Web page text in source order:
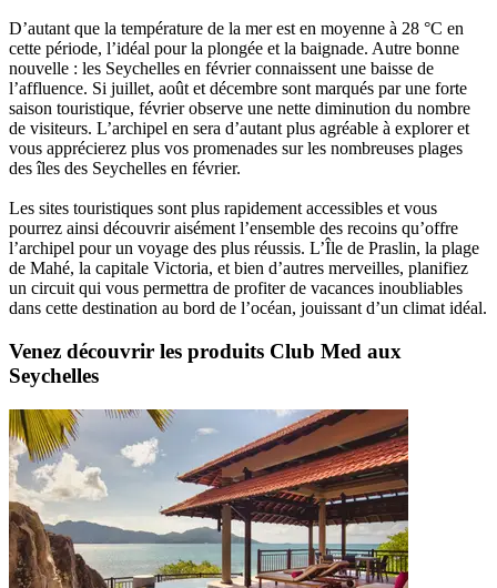
D’autant que la température de la mer est en moyenne à 28 °C en
cette période, l’idéal pour la plongée et la baignade. Autre bonne
nouvelle : les Seychelles en février connaissent une baisse de
l’affluence. Si juillet, août et décembre sont marqués par une forte
saison touristique, février observe une nette diminution du nombre
de visiteurs. L’archipel en sera d’autant plus agréable à explorer et
vous apprécierez plus vos promenades sur les nombreuses plages
des îles des Seychelles en février.
Les sites touristiques sont plus rapidement accessibles et vous
pourrez ainsi découvrir aisément l’ensemble des recoins qu’offre
l’archipel pour un voyage des plus réussis. L’Île de Praslin, la plage
de Mahé, la capitale Victoria, et bien d’autres merveilles, planifiez
un circuit qui vous permettra de profiter de vacances inoubliables
dans cette destination au bord de l’océan, jouissant d’un climat idéal.
Venez découvrir les produits Club Med aux
Seychelles